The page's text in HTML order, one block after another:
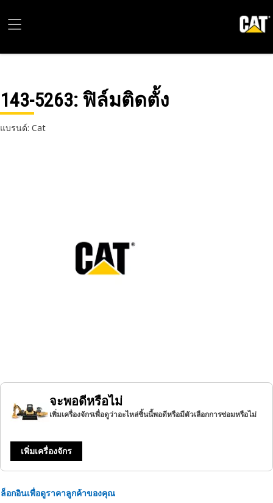
143-5263: ฟิล์มติดตั้ง
แบรนด์: Cat
จะพอดีหรือไม่
เพิ่มเครื่องจักรเพื่อดูว่าอะไหล่ชิ้นนี้พอดีหรือมีตัวเลือกการซ่อมหรือไม่
เพิ่มเครื่องจักร
ล็อกอินเพื่อดูราคาลูกค้าของคุณ